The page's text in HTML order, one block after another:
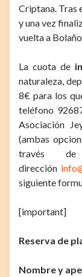
Criptana. Tras
y una vez
vuelta a
La cuota de
naturaleza,
8€ para los
teléfono
Asociación
(ambas
través
dirección
siguiente
[important]
Reserva de
Nombre y